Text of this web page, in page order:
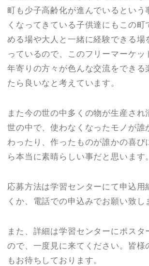
町も少子高齢化が進んでいるという
くなってきている子供達にもこの町
める場や大人と一緒に経験できる場
っているので、このフリーマーケッ
年寄りの方々が色んな交流をできる
たら良いなと考えています。
また今の世の中多くの物が生産され
世の中で、使わなくなったモノが誰
わったり、作ったものが誰かの喜び
ら本当に素晴らしい事だと思います。
応募方法は学習センターにて申込用
くか、電話での申込みでお願い致し
また、詳細は学習センターにポスタ
ので、一度見に来てください。皆様
もお待ちしております。